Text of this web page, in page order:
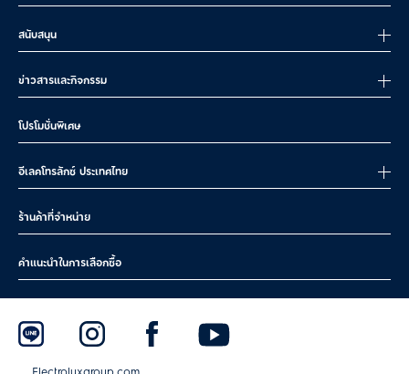
สนับสนุน
ข่าวสารและกิจกรรม
โปรโมชั่นพิเศษ
อีเลคโทรลักซ์ ประเทศไทย
ร้านค้าที่จำหน่าย
คำแนะนำในการเลือกซื้อ